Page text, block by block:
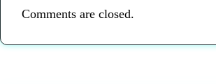
Comments are closed.